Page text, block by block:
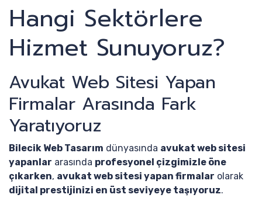
Hangi Sektörlere
Hizmet Sunuyoruz?
Avukat Web Sitesi Yapan
Firmalar Arasında Fark
Yaratıyoruz
Bilecik Web Tasarım dünyasında avukat web sitesi
yapanlar arasında profesyonel çizgimizle öne
çıkarken, avukat web sitesi yapan firmalar olarak
dijital prestijinizi en üst seviyeye taşıyoruz.